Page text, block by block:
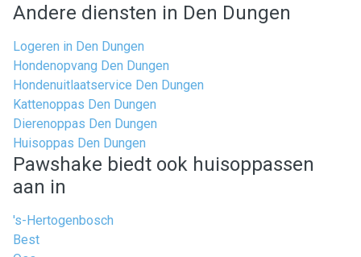
Andere diensten in Den Dungen
Logeren in Den Dungen
Hondenopvang Den Dungen
Hondenuitlaatservice Den Dungen
Kattenoppas Den Dungen
Dierenoppas Den Dungen
Huisoppas Den Dungen
Pawshake biedt ook huisoppassen
aan in
's-Hertogenbosch
Best